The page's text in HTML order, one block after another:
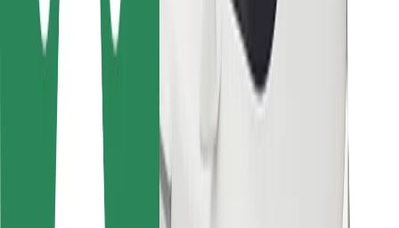
Bolt Food
ავტოპარკის მფლობელებისთვის
რესტორნებისთვის
სხვა
მომწოდებლები
წესები და პირობები